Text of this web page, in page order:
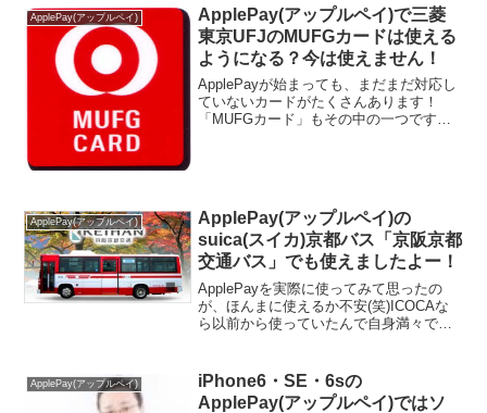
リを利用すれば、現在、残りいくらまで
利用可能か瞬時...
ApplePay(アップルペイ)
ApplePay(アップルペイ)で三菱
東京UFJのMUFGカードは使える
ようになる？今は使えません！
ApplePayが始まっても、まだまだ対応し
ていないカードがたくさんあります！
「MUFGカード」もその中の一つです。
ApplePay(アップルペイ)
ApplePay(アップルペイ)の
suica(スイカ)京都バス「京阪京都
交通バス」でも使えましたよー！
ApplePayを実際に使ってみて思ったの
が、ほんまに使えるか不安(笑)ICOCAな
ら以前から使っていたんで自身満々で使
ます(笑)今回は、京都の一部で運行してい
る...
ApplePay(アップルペイ)
iPhone6・SE・6sの
ApplePay(アップルペイ)ではソ